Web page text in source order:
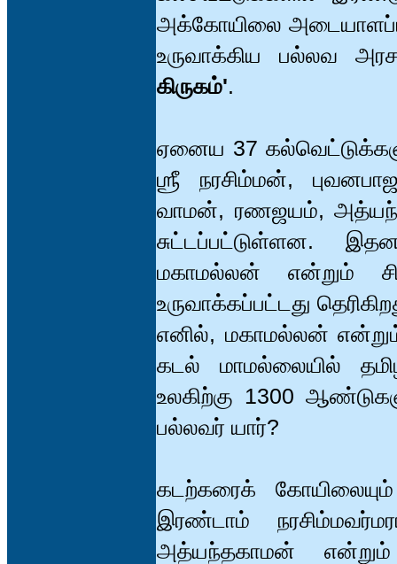
அக்கோயிலை
உருவாக்கிய பல்லவ
கிருகம்'.
ஏனைய 37
ஶ்ரீ நரசிம்மன்,
வாமன், ரணஜயம்,
சுட்டப்பட்டுள்ளன.
மகாமல்லன் என்றும்
உருவாக்கப்பட்டது
எனில், மகாமல்லன்
கடல் மாமல்லையில்
உலகிற்கு 1300
பல்லவர் யார்?
கடற்கரைக்
இரண்டாம்
அத்யந்தகாமன்